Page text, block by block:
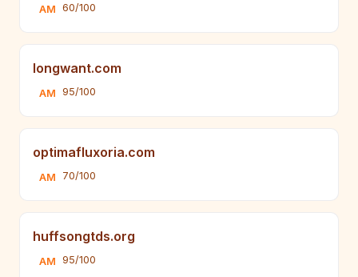
AM 60/100
longwant.com
AM 95/100
optimafluxoria.com
AM 70/100
huffsongtds.org
AM 95/100